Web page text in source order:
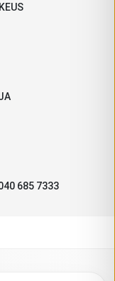
685 7333